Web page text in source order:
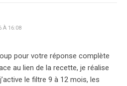
À 16:08
pour votre réponse complète
au lien de la recette, je réalise
le filtre 9 à 12 mois, les